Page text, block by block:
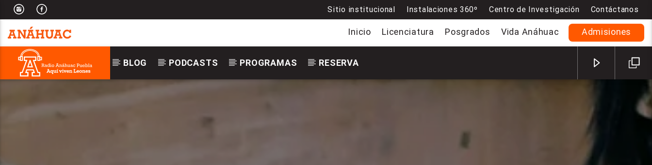
Contáctanos
Centro de Investigación
Instalaciones 360º
Sitio institucional
Inicio Licenciatura Posgrados Vida Anáhuac Admisiones
BLOG PODCASTS PROGRAMAS RESERVA